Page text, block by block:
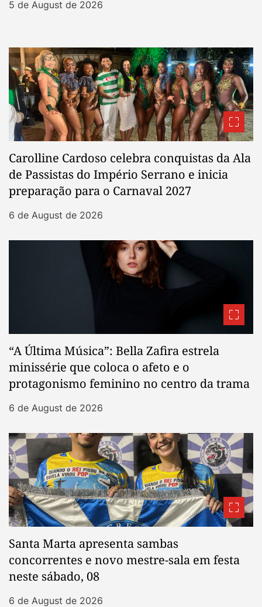
5 de August de 2026
Carolline Cardoso celebra conquistas da Ala
de Passistas do Império Serrano e inicia
preparação para o Carnaval 2027
6 de August de 2026
“A Última Música”: Bella Zafira estrela
minissérie que coloca o afeto e o
protagonismo feminino no centro da trama
6 de August de 2026
Santa Marta apresenta sambas
concorrentes e novo mestre-sala em festa
neste sábado, 08
6 de August de 2026